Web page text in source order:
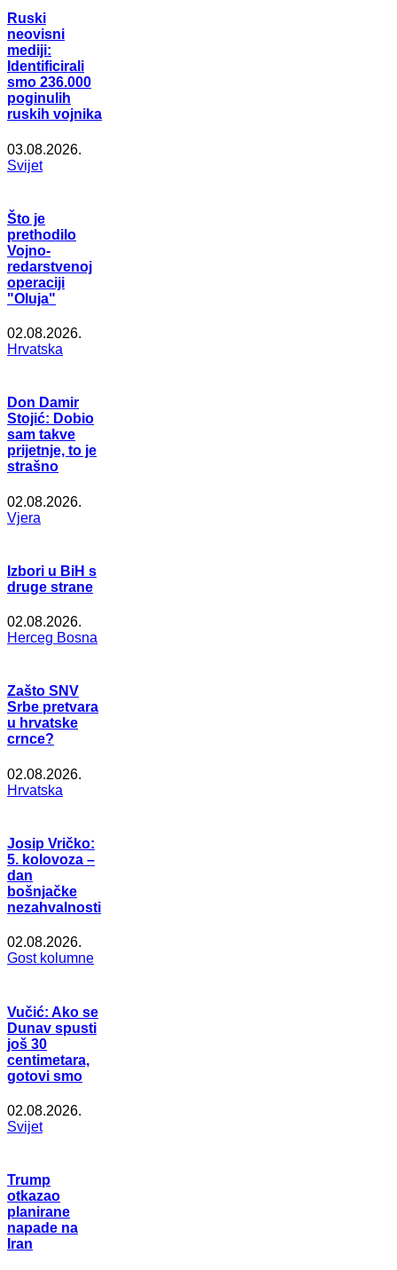
Ruski
neovisni
mediji:
Identificirali
smo 236.000
poginulih
ruskih vojnika
03.08.2026.
Svijet
Što je
prethodilo
Vojno-
redarstvenoj
operaciji
"Oluja"
02.08.2026.
Hrvatska
Don Damir
Stojić: Dobio
sam takve
prijetnje, to je
strašno
02.08.2026.
Vjera
Izbori u BiH s
druge strane
02.08.2026.
Herceg Bosna
Zašto SNV
Srbe pretvara
u hrvatske
crnce?
02.08.2026.
Hrvatska
Josip Vričko:
5. kolovoza –
dan
bošnjačke
nezahvalnosti
02.08.2026.
Gost kolumne
Vučić: Ako se
Dunav spusti
još 30
centimetara,
gotovi smo
02.08.2026.
Svijet
Trump
otkazao
planirane
napade na
Iran